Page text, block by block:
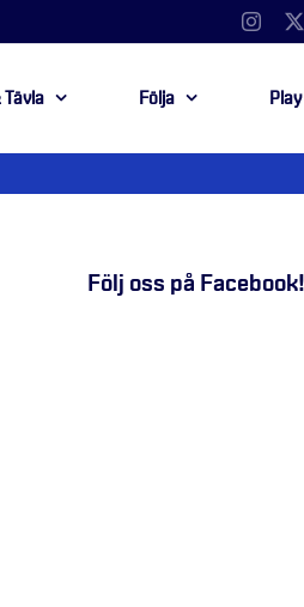
Tävla Följa Play
Följ oss på Facebook!